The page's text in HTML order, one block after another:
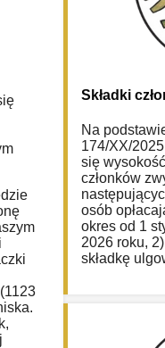
Składki
Na
174/XX/
się
członków
osób
okres od 1
2026 roku,
składkę